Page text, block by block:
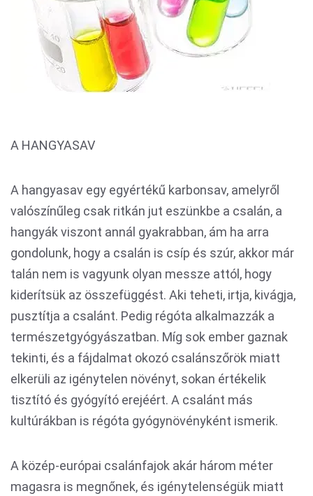
A HANGYASAV
A hangyasav egy egyértékű karbonsav, amelyről
valószínűleg csak ritkán jut eszünkbe a csalán, a
hangyák viszont annál gyakrabban, ám ha arra
gondolunk, hogy a csalán is csíp és szúr, akkor már
talán nem is vagyunk olyan messze attól, hogy
kiderítsük az összefüggést. Aki teheti, irtja, kivágja,
pusztítja a csalánt. Pedig régóta alkalmazzák a
természetgyógyászatban. Míg sok ember gaznak
tekinti, és a fájdalmat okozó csalánszőrök miatt
elkerüli az igénytelen növényt, sokan értékelik
tisztító és gyógyító erejéért. A csalánt más
kultúrákban is régóta gyógynövényként ismerik.
A közép-európai csalánfajok akár három méter
magasra is megnőnek, és igénytelenségük miatt